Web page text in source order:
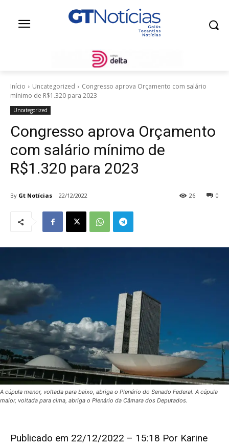
Início Uncategorized
Congresso aprova Orçamento com salário
mínimo de R$1.320 para 2023
Uncategorized
Congresso aprova Orçamento
com salário mínimo de
R$1.320 para 2023
By Gt Notícias 22/12/2022 0
26
A cúpula menor, voltada para baixo, abriga o Plenário do Senado Federal. A cúpula
maior, voltada para cima, abriga o Plenário da Câmara dos Deputados.
Publicado em 22/12/2022 – 15:18 Por Karine